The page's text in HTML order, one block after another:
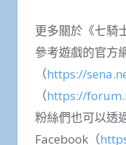
更多關於《七騎
參考遊戲的官方
（https://
（https://
粉絲們也可以透
Facebook（